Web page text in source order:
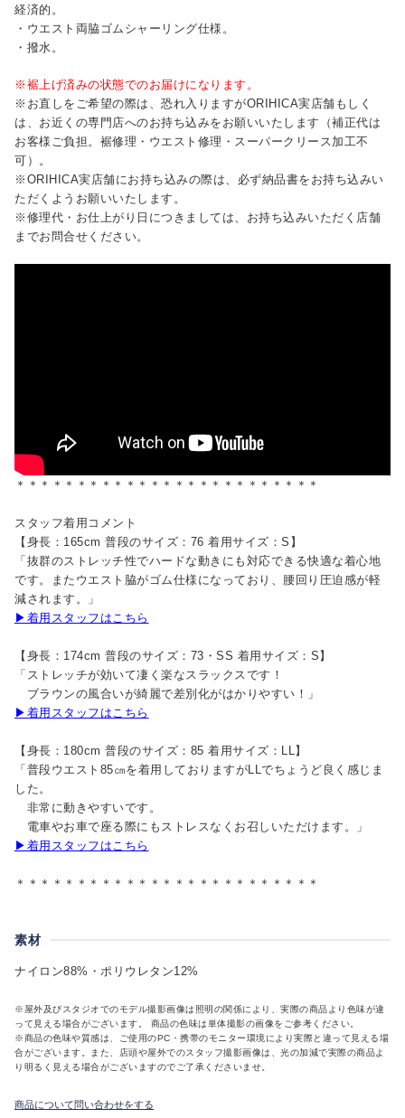
経済的。
・ウエスト両脇ゴムシャーリング仕様。
・撥水。
※裾上げ済みの状態でのお届けになります。
※お直しをご希望の際は、恐れ入りますがORIHICA実店舗もしく
は、お近くの専門店へのお持ち込みをお願いいたします（補正代は
お客様ご負担。裾修理・ウエスト修理・スーパークリース加工不
可）。
※ORIHICA実店舗にお持ち込みの際は、必ず納品書をお持ち込みい
ただくようお願いいたします。
※修理代・お仕上がり日につきましては、お持ち込みいただく店舗
までお問合せください。
＊＊＊＊＊＊＊＊＊＊＊＊＊＊＊＊＊＊＊＊＊＊＊＊＊
スタッフ着用コメント
【身長：165cm 普段のサイズ：76 着用サイズ：S】
「抜群のストレッチ性でハードな動きにも対応できる快適な着心地
です。またウエスト脇がゴム仕様になっており、腰回り圧迫感が軽
減されます。」
▶着用スタッフはこちら
【身長：174cm 普段のサイズ：73・SS 着用サイズ：S】
「ストレッチが効いて凄く楽なスラックスです！
ブラウンの風合いが綺麗で差別化がはかりやすい！」
▶着用スタッフはこちら
【身長：180cm 普段のサイズ：85 着用サイズ：LL】
「普段ウエスト85㎝を着用しておりますがLLでちょうど良く感じま
した。
非常に動きやすいです。
電車やお車で座る際にもストレスなくお召しいただけます。」
▶着用スタッフはこちら
＊＊＊＊＊＊＊＊＊＊＊＊＊＊＊＊＊＊＊＊＊＊＊＊＊
素材
ナイロン88%・ポリウレタン12%
※屋外及びスタジオでのモデル撮影画像は照明の関係により、実際の商品より色味が違
って見える場合がございます。 商品の色味は単体撮影の画像をご参考ください。
※商品の色味や質感は、ご使用のPC・携帯のモニター環境により実際と違って見える場
合がございます。また、店頭や屋外でのスタッフ撮影画像は、光の加減で実際の商品よ
り明るく見える場合がございますのでご了承くださいませ。
商品について問い合わせをする